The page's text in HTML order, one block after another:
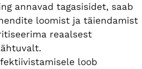
annavad tagasisidet, saab
loomist ja täiendamist
reaalsest
loob